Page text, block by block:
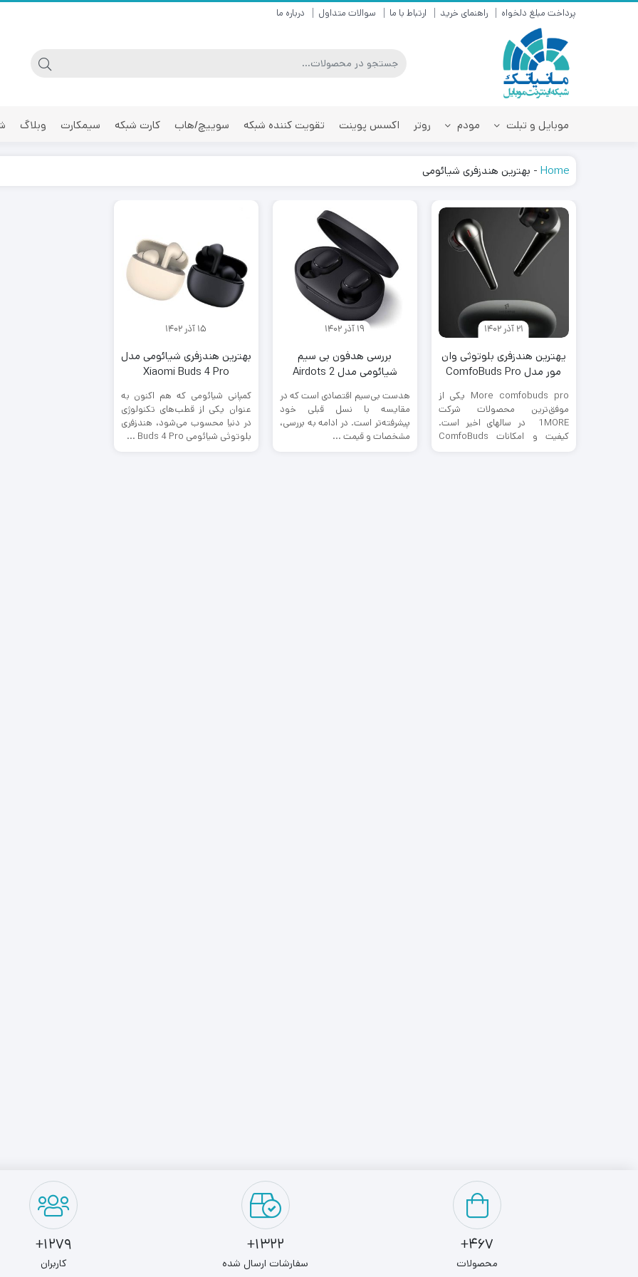
پرداخت مبلغ دلخواه راهنمای خرید ارتباط با ما سوالات متداول درباره ما
موبایل و تبلت مودم روتر اکسس پوینت تقویت کننده شبکه سوییچ/هاب کارت شبکه سیمکارت وبلاگ
Home
- بهترین هندزفری شیائومی
21 آذر 1402
یهترین هندزفری بلوتوثی وان
مور مدل ComfoBuds Pro
ES901
More comfobuds pro یکی از
موفق‌ترین محصولات شرکت
1MORE در سالهای اخیر است.
کیفیت و امکانات ComfoBuds
19 آذر 1402
بررسی هدفون بی سیم
شیائومی مدل Airdots 2
هدست بی‌سیم اقتصادی است که در
مقایسه با نسل قبلی خود
پیشرفته‌تر است. در ادامه به بررسی،
مشخصات و قیمت ...
15 آذر 1402
بهترین هندزفری شیائومی مدل
Xiaomi Buds 4 Pro
کمپانی شیائومی که هم اکنون به
عنوان یکی از قطب‌های تکنولوژی
در دنیا محسوب می‌شود، هندزفری
بلوتوثی شیائومی Buds 4 Pro ...
467+
محصولات
1322+
سفارشات ارسال شده
1279+
کاربران